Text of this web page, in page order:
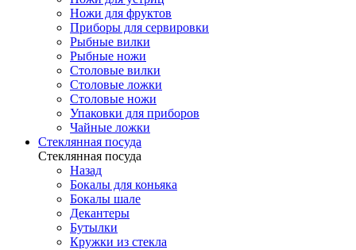
Ножи для фруктов
Приборы для сервировки
Рыбные вилки
Рыбные ножи
Столовые вилки
Столовые ложки
Столовые ножи
Упаковки для приборов
Чайные ложки
Стеклянная посуда
Стеклянная посуда
Назад
Бокалы для коньяка
Бокалы шале
Декантеры
Бутылки
Кружки из стекла